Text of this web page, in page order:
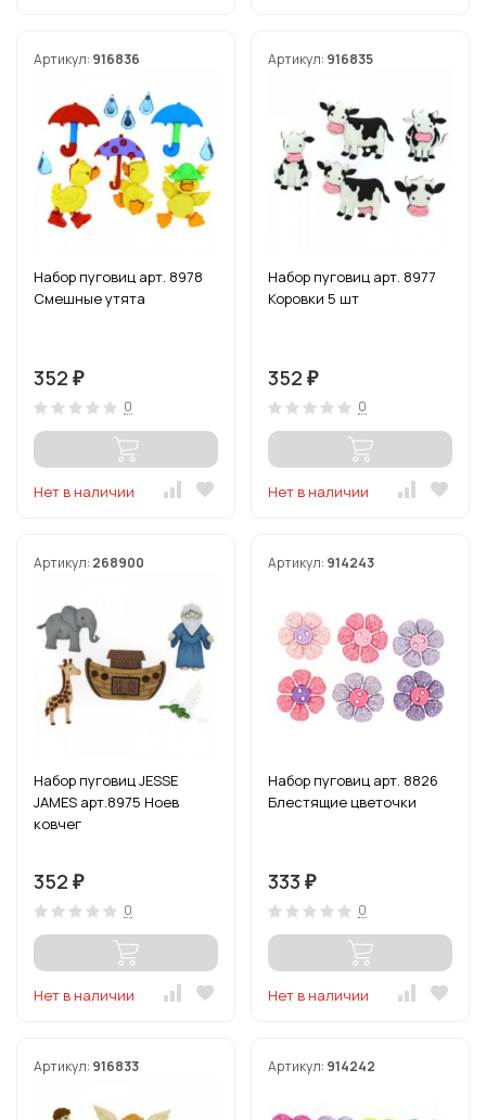
Артикул: 916836
Набор пуговиц арт. 8978
Смешные утята
352 ₽
0
Нет в наличии
Артикул: 916835
Набор пуговиц арт. 8977
Коровки 5 шт
352 ₽
0
Нет в наличии
Артикул: 268900
Набор пуговиц JESSE
JAMES арт.8975 Ноев
ковчег
352 ₽
0
Нет в наличии
Артикул: 914243
Набор пуговиц арт. 8826
Блестящие цветочки
333 ₽
0
Нет в наличии
Артикул: 916833 Артикул: 914242